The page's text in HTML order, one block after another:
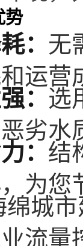
势
： 无
运营
：选
劣水
：结
为
绵城
流量